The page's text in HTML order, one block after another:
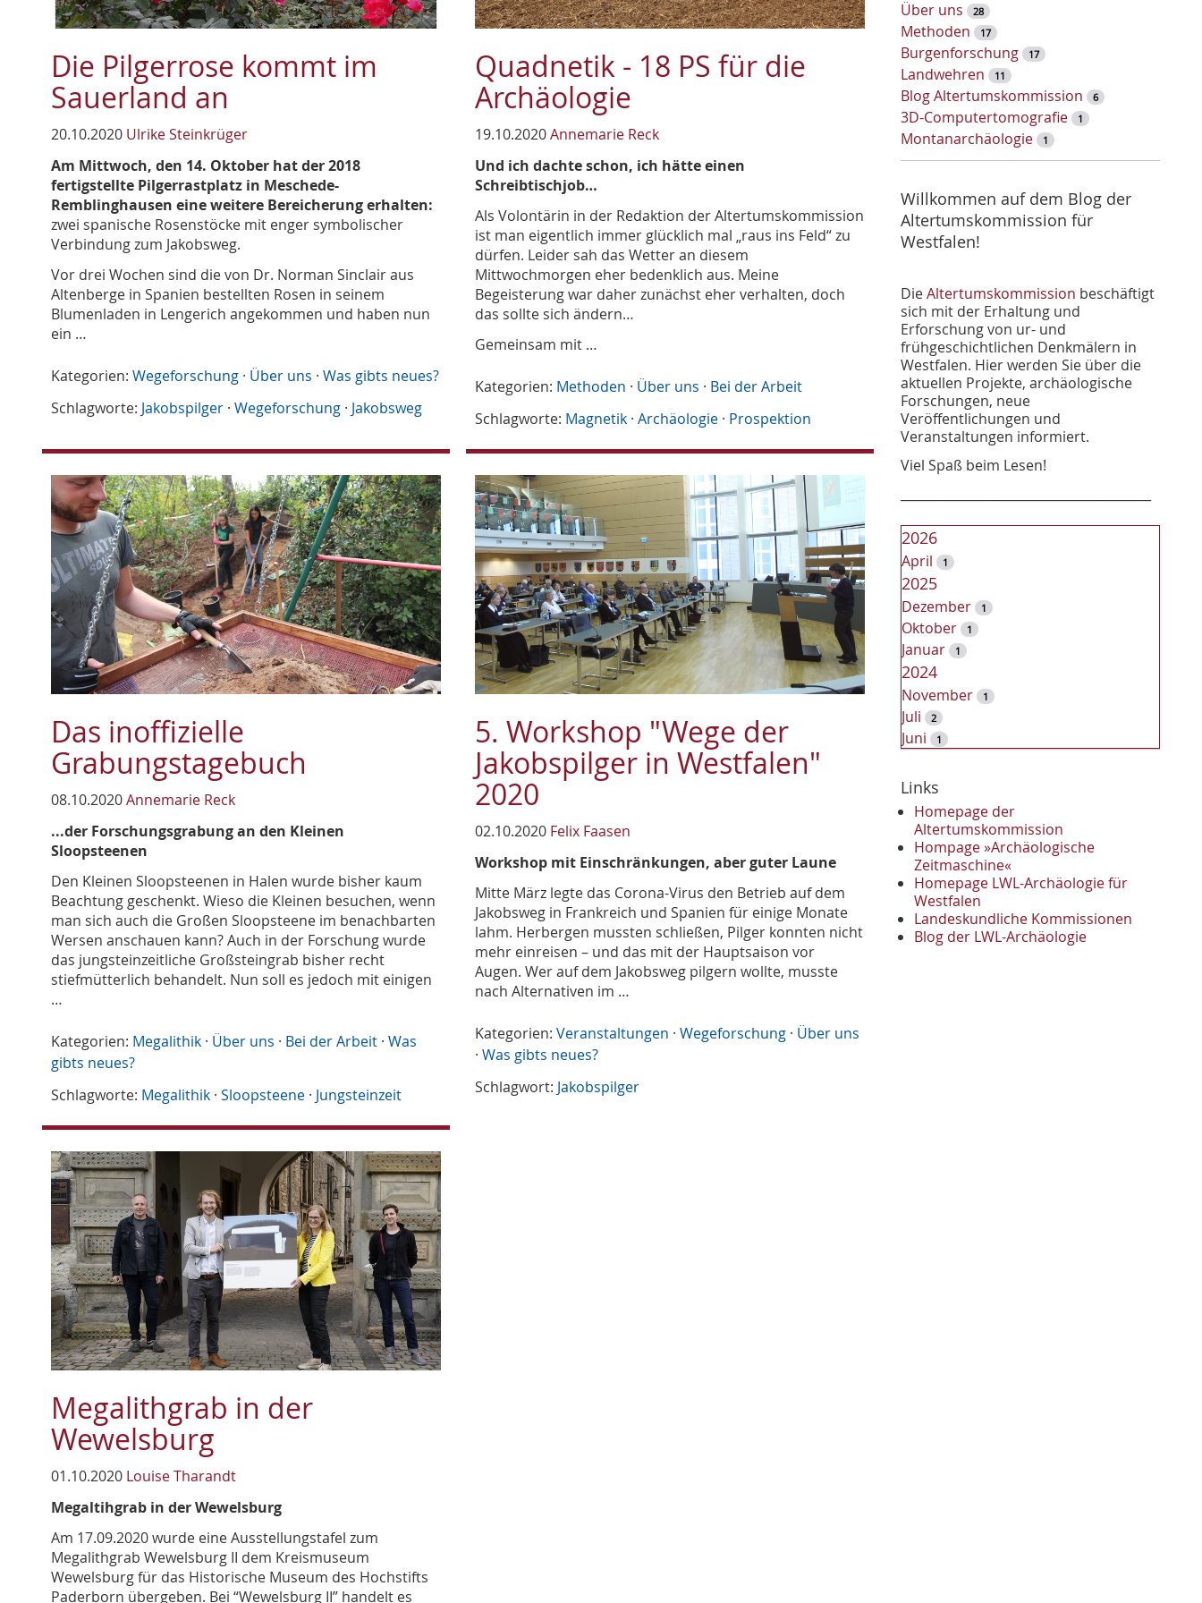
Die Pilgerrose kommt im
Sauerland an
20.10.2020 Ulrike Steinkrüger
Am Mittwoch, den 14. Oktober hat der 2018
fertigstellte Pilgerrastplatz in Meschede-
Remblinghausen eine weitere Bereicherung erhalten:
zwei spanische Rosenstöcke mit enger symbolischer
Verbindung zum Jakobsweg.
Vor drei Wochen sind die von Dr. Norman Sinclair aus
Altenberge in Spanien bestellten Rosen in seinem
Blumenladen in Lengerich angekommen und haben nun
ein …
Kategorien: Wegeforschung · Über uns · Was gibts neues?
Schlagworte: Jakobspilger · Wegeforschung · Jakobsweg
Quadnetik - 18 PS für die
Archäologie
19.10.2020Annemarie Reck
Und ich dachte schon, ich hätte einen
Schreibtischjob…
Als Volontärin in der Redaktion der Altertumskommission
ist man eigentlich immer glücklich mal „raus ins Feld“ zu
dürfen. Leider sah das Wetter an diesem
Mittwochmorgen eher bedenklich aus. Meine
Begeisterung war daher zunächst eher verhalten, doch
das sollte sich ändern…
Gemeinsam mit …
Kategorien: Methoden · Über uns · Bei der Arbeit
Schlagworte: Magnetik ·Archäologie · Prospektion
Das inoffizielle
Grabungstagebuch
08.10.2020Annemarie Reck
...der Forschungsgrabung an den Kleinen
Sloopsteenen
Den Kleinen Sloopsteenen in Halen wurde bisher kaum
Beachtung geschenkt. Wieso die Kleinen besuchen, wenn
man sich auch die Großen Sloopsteene im benachbarten
Wersen anschauen kann? Auch in der Forschung wurde
das jungsteinzeitliche Großsteingrab bisher recht
stiefmütterlich behandelt. Nun soll es jedoch mit einigen
…
Kategorien: Megalithik · Über uns · Bei der Arbeit · Was
gibts neues?
Schlagworte: Megalithik · Sloopsteene · Jungsteinzeit
5. Workshop "Wege der
Jakobspilger in Westfalen"
2020
02.10.2020 Felix Faasen
Workshop mit Einschränkungen, aber guter Laune
Mitte März legte das Corona-Virus den Betrieb auf dem
Jakobsweg in Frankreich und Spanien für einige Monate
lahm. Herbergen mussten schließen, Pilger konnten nicht
mehr einreisen – und das mit der Hauptsaison vor
Augen. Wer auf dem Jakobsweg pilgern wollte, musste
nach Alternativen im …
Kategorien: Veranstaltungen ·Wegeforschung · Über uns
·Was gibts neues?
Schlagwort: Jakobspilger
Megalithgrab in der
Wewelsburg
01.10.2020 Louise Tharandt
Megaltihgrab in der Wewelsburg
Am 17.09.2020 wurde eine Ausstellungstafel zum
Megalithgrab Wewelsburg II dem Kreismuseum
Wewelsburg für das Historische Museum des Hochstifts
Paderborn übergeben. Bei “Wewelsburg II” handelt es
o
r
t
-
S
u
c
e
Über uns 28
Methoden 17
Burgenforschung 17
Landwehren 11
Blog Altertumskommission 6
3D-Computertomografie 1
Montanarchäologie 1
Willkommen auf dem Blog der
Altertumskommission für
Westfalen!
DieAltertumskommission beschäftigt
sich mit der Erhaltung und
Erforschung von ur- und
frühgeschichtlichen Denkmälern in
Westfalen. Hier werden Sie über die
aktuellen Projekte, archäologische
Forschungen, neue
Veröffentlichungen und
Veranstaltungen informiert.
Viel Spaß beim Lesen!
2026
April 1
2025
Dezember 1
Oktober 1
Januar 1
2024
November 1
Juli 2
Juni 1
Dezember
November 2
Oktober 1
September 2
August 1
Mai 1
April 1
Januar 3
Links
Homepage der
Altertumskommission
Hompage »Archäologische
Zeitmaschine«
Homepage LWL-Archäologie für
Westfalen
Landeskundliche Kommissionen
Blog der LWL-Archäologie